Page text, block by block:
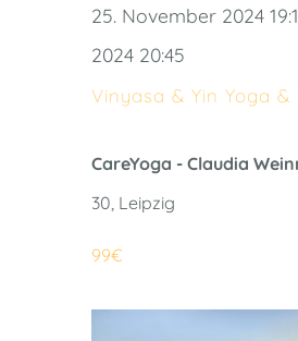
Vinyasa & Yin Yoga &
25. November 2024
2024 20:45
CareYoga - Claudia
30, Leipzig
99€